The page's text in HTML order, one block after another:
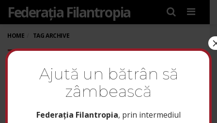
Menu
Federația Filantropia
HOME TAG ARCHIVE
TAG: ACTIVE CITIZENS FUND
ROMANIA
Ajută un bătrân să
zâmbească
Federaţia Filantropia, prin intermediul